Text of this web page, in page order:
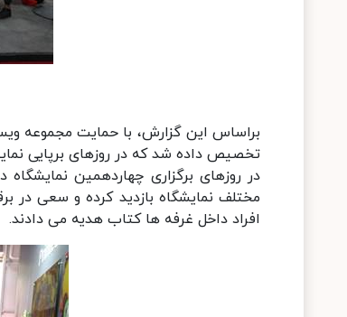
براساس این گزارش، با حمایت مجموعه
تخصیص داده شد که در روزهای برپایی
در روزهای برگزاری چهاردهمین
مختلف نمایشگاه بازدید کرده و سعی در
افراد داخل غرفه ها کتاب هدیه می دادند.